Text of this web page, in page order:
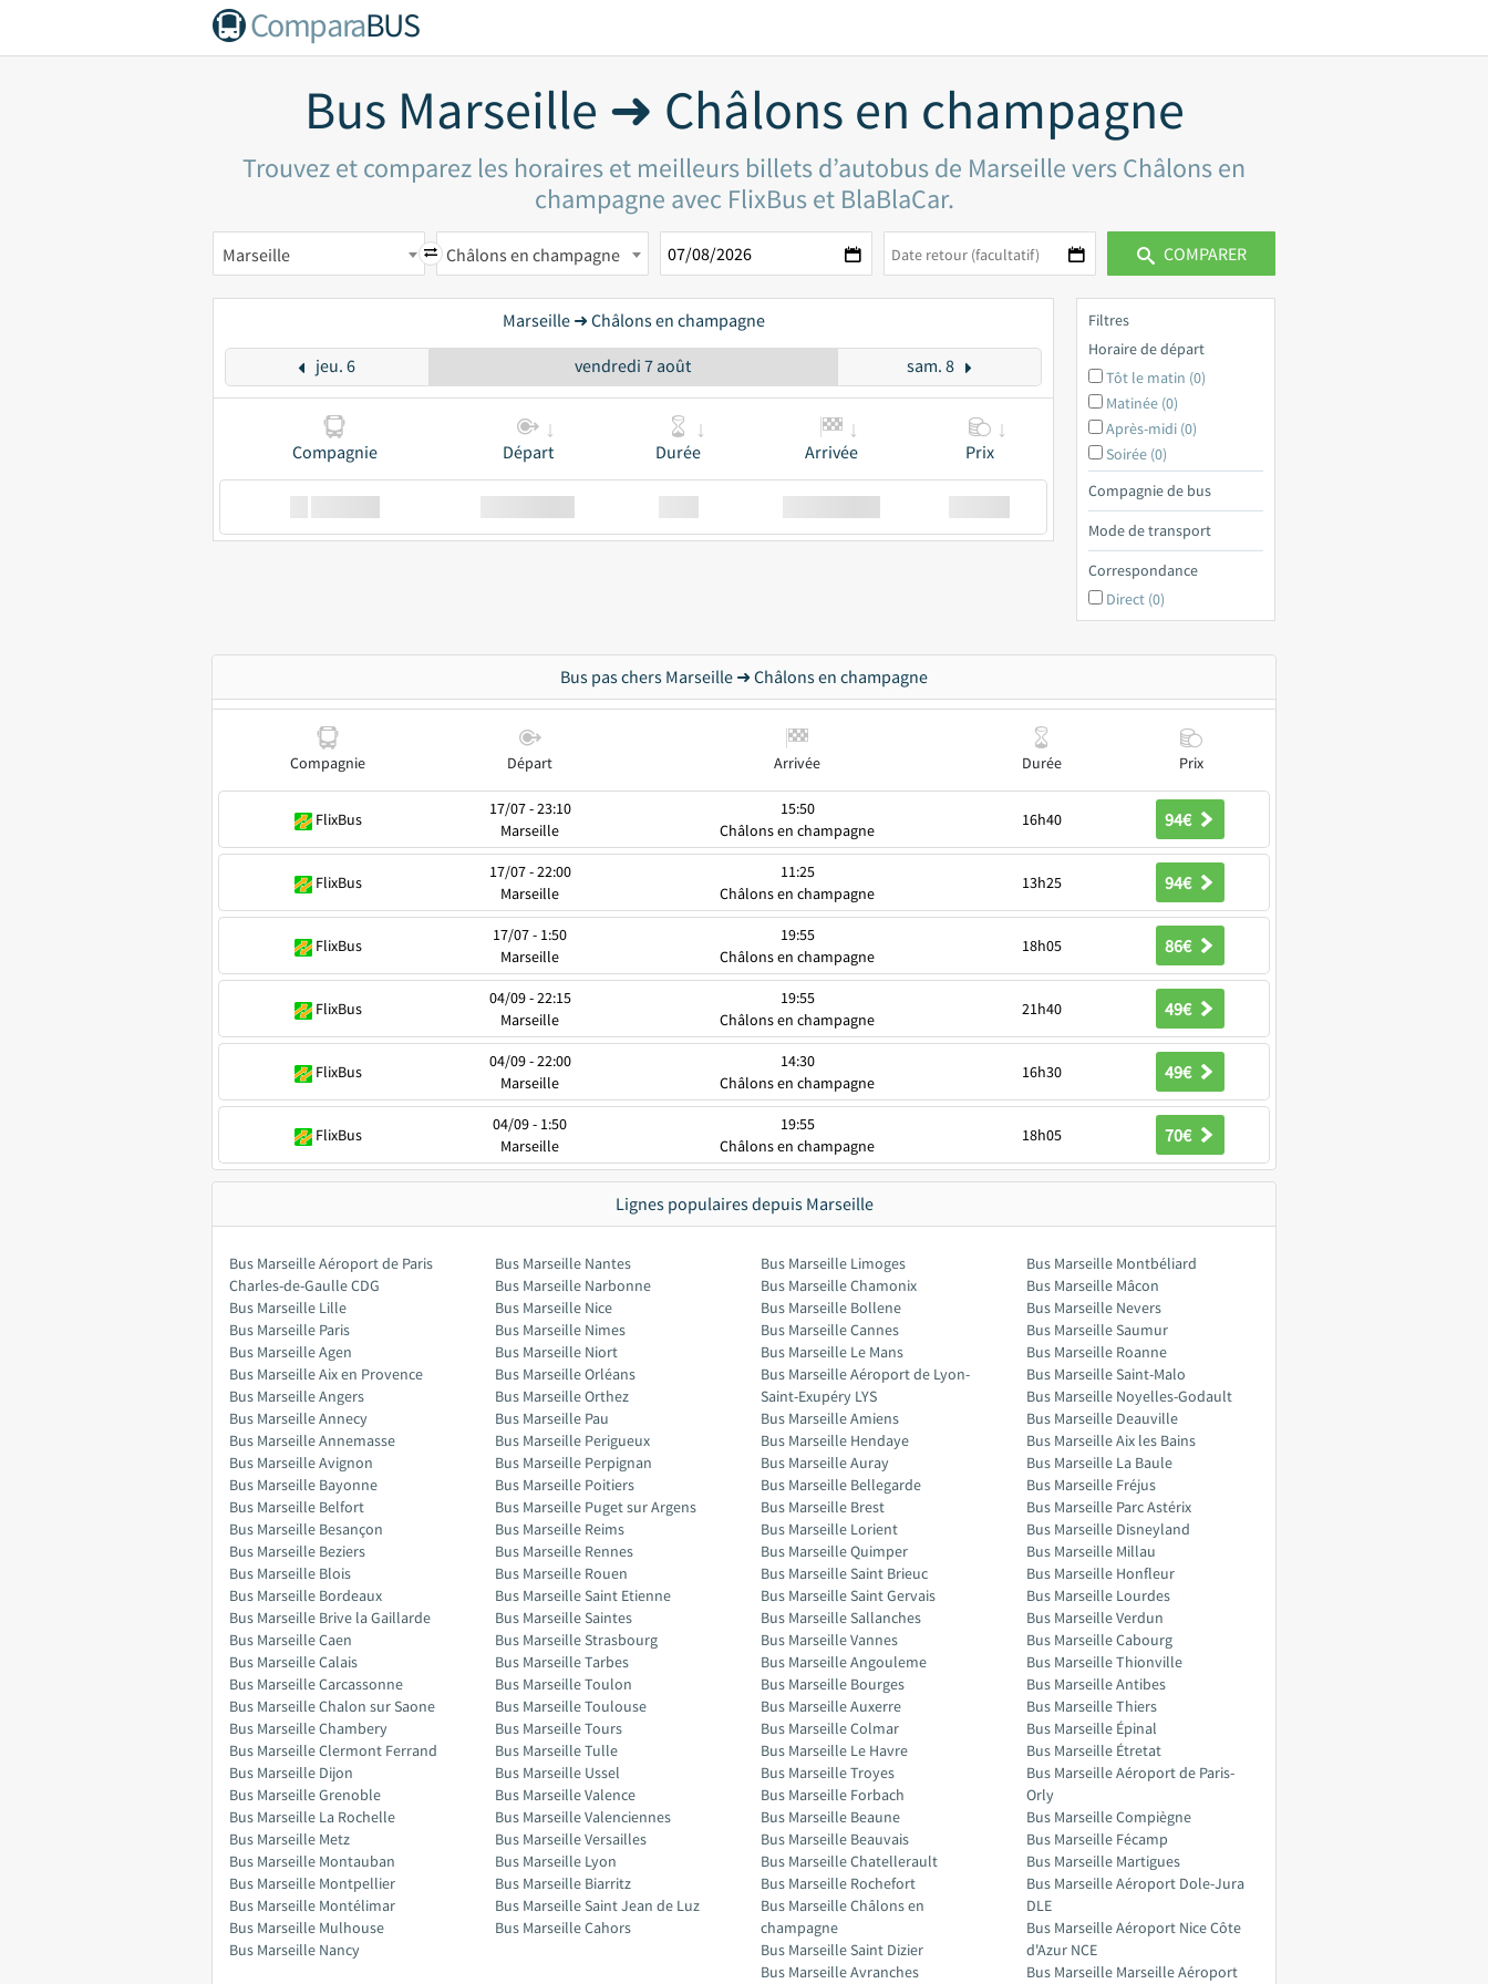
ComparaBUS
Bus Marseille ➜ Châlons en champagne
Trouvez et comparez les horaires et meilleurs billets d’autobus de Marseille vers Châlons en
champagne avec FlixBus et BlaBlaCar.
Marseille Châlons en champagne COMPARER
Marseille ➜ Châlons en champagne
jeu. 6 vendredi 7 août sam. 8
Compagnie Départ Durée Arrivée Prix
Filtres
Horaire de départ
Tôt le matin (0)
Matinée (0)
Après-midi (0)
Soirée (0)
Compagnie de bus
Mode de transport
Correspondance
Direct (0)
Bus pas chers Marseille ➜ Châlons en champagne
Compagnie Départ Arrivée Durée Prix
FlixBus
17/07 - 23:10
Marseille
15:50
Châlons en champagne
16h40 94€
FlixBus
17/07 - 22:00
Marseille
11:25
Châlons en champagne
13h25 94€
FlixBus
17/07 - 1:50
Marseille
19:55
Châlons en champagne
18h05 86€
FlixBus
04/09 - 22:15
Marseille
19:55
Châlons en champagne
21h40 49€
FlixBus
04/09 - 22:00
Marseille
14:30
Châlons en champagne
16h30 49€
FlixBus
04/09 - 1:50
Marseille
19:55
Châlons en champagne
18h05 70€
Lignes populaires depuis Marseille
Bus Marseille Aéroport de Paris
Charles-de-Gaulle CDG
Bus Marseille Lille
Bus Marseille Paris
Bus Marseille Agen
Bus Marseille Aix en Provence
Bus Marseille Angers
Bus Marseille Annecy
Bus Marseille Annemasse
Bus Marseille Avignon
Bus Marseille Bayonne
Bus Marseille Belfort
Bus Marseille Besançon
Bus Marseille Beziers
Bus Marseille Blois
Bus Marseille Bordeaux
Bus Marseille Brive la Gaillarde
Bus Marseille Caen
Bus Marseille Calais
Bus Marseille Carcassonne
Bus Marseille Chalon sur Saone
Bus Marseille Chambery
Bus Marseille Clermont Ferrand
Bus Marseille Dijon
Bus Marseille Grenoble
Bus Marseille La Rochelle
Bus Marseille Metz
Bus Marseille Montauban
Bus Marseille Montpellier
Bus Marseille Montélimar
Bus Marseille Mulhouse
Bus Marseille Nancy
Bus Marseille Nantes
Bus Marseille Narbonne
Bus Marseille Nice
Bus Marseille Nimes
Bus Marseille Niort
Bus Marseille Orléans
Bus Marseille Orthez
Bus Marseille Pau
Bus Marseille Perigueux
Bus Marseille Perpignan
Bus Marseille Poitiers
Bus Marseille Puget sur Argens
Bus Marseille Reims
Bus Marseille Rennes
Bus Marseille Rouen
Bus Marseille Saint Etienne
Bus Marseille Saintes
Bus Marseille Strasbourg
Bus Marseille Tarbes
Bus Marseille Toulon
Bus Marseille Toulouse
Bus Marseille Tours
Bus Marseille Tulle
Bus Marseille Ussel
Bus Marseille Valence
Bus Marseille Valenciennes
Bus Marseille Versailles
Bus Marseille Lyon
Bus Marseille Biarritz
Bus Marseille Saint Jean de Luz
Bus Marseille Cahors
Bus Marseille Limoges
Bus Marseille Chamonix
Bus Marseille Bollene
Bus Marseille Cannes
Bus Marseille Le Mans
Bus Marseille Aéroport de Lyon-
Saint-Exupéry LYS
Bus Marseille Amiens
Bus Marseille Hendaye
Bus Marseille Auray
Bus Marseille Bellegarde
Bus Marseille Brest
Bus Marseille Lorient
Bus Marseille Quimper
Bus Marseille Saint Brieuc
Bus Marseille Saint Gervais
Bus Marseille Sallanches
Bus Marseille Vannes
Bus Marseille Angouleme
Bus Marseille Bourges
Bus Marseille Auxerre
Bus Marseille Colmar
Bus Marseille Le Havre
Bus Marseille Troyes
Bus Marseille Forbach
Bus Marseille Beaune
Bus Marseille Beauvais
Bus Marseille Chatellerault
Bus Marseille Rochefort
Bus Marseille Châlons en
champagne
Bus Marseille Saint Dizier
Bus Marseille Avranches
Bus Marseille Montbéliard
Bus Marseille Mâcon
Bus Marseille Nevers
Bus Marseille Saumur
Bus Marseille Roanne
Bus Marseille Saint-Malo
Bus Marseille Noyelles-Godault
Bus Marseille Deauville
Bus Marseille Aix les Bains
Bus Marseille La Baule
Bus Marseille Fréjus
Bus Marseille Parc Astérix
Bus Marseille Disneyland
Bus Marseille Millau
Bus Marseille Honfleur
Bus Marseille Lourdes
Bus Marseille Verdun
Bus Marseille Cabourg
Bus Marseille Thionville
Bus Marseille Antibes
Bus Marseille Thiers
Bus Marseille Épinal
Bus Marseille Étretat
Bus Marseille Aéroport de Paris-
Orly
Bus Marseille Compiègne
Bus Marseille Fécamp
Bus Marseille Martigues
Bus Marseille Aéroport Dole-Jura
DLE
Bus Marseille Aéroport Nice Côte
d'Azur NCE
Bus Marseille Marseille Aéroport